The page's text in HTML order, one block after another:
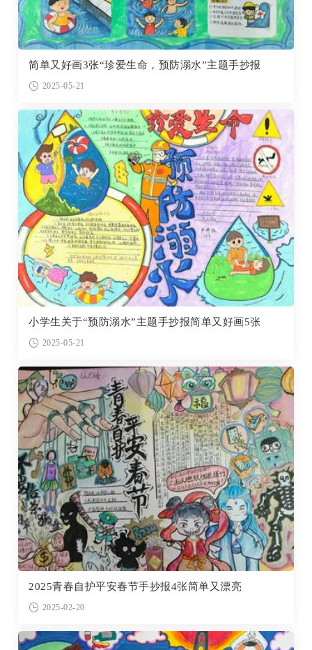
简单又好画3张“珍爱生命，预防溺水”主题手抄报
2025-05-21
小学生关于“预防溺水”主题手抄报简单又好画5张
2025-05-21
2025青春自护平安春节手抄报4张简单又漂亮
2025-02-20